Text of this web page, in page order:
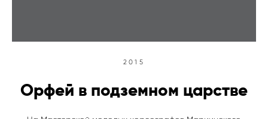
2015
Орфей в подземном царстве